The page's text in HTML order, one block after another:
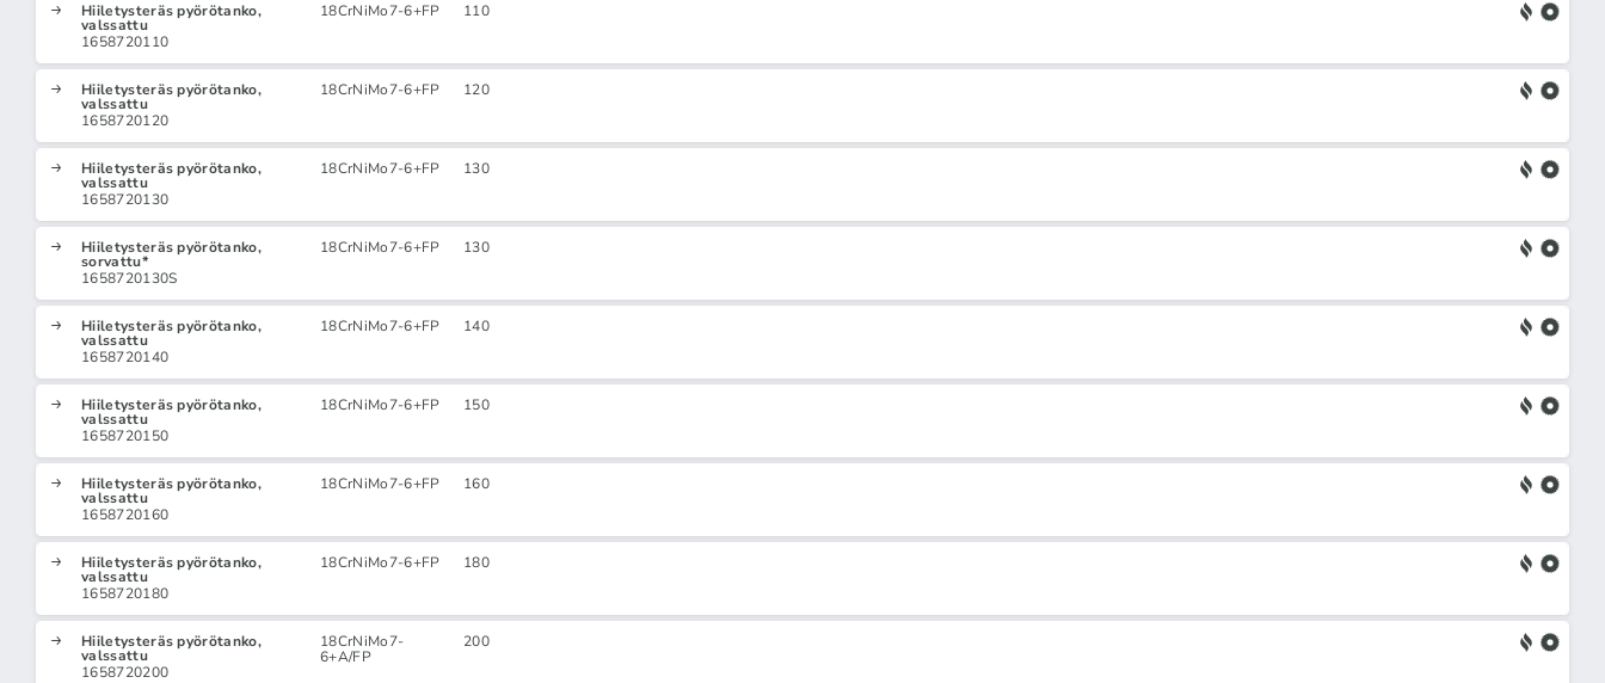
Hiiletysteräs pyörötanko,
valssattu
1658720110
18CrNiMo7-6+FP 110
Hiiletysteräs pyörötanko,
valssattu
1658720120
18CrNiMo7-6+FP 120
Hiiletysteräs pyörötanko,
valssattu
1658720130
18CrNiMo7-6+FP 130
Hiiletysteräs pyörötanko,
sorvattu*
1658720130S
18CrNiMo7-6+FP 130
Hiiletysteräs pyörötanko,
valssattu
1658720140
18CrNiMo7-6+FP 140
Hiiletysteräs pyörötanko,
valssattu
1658720150
18CrNiMo7-6+FP 150
Hiiletysteräs pyörötanko,
valssattu
1658720160
18CrNiMo7-6+FP 160
Hiiletysteräs pyörötanko,
valssattu
1658720180
18CrNiMo7-6+FP 180
Hiiletysteräs pyörötanko,
valssattu
1658720200
18CrNiMo7-
6+A/FP
200